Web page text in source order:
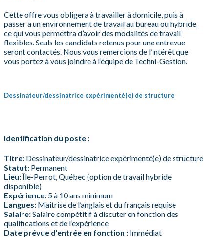
Cette offre vous obligera à travailler à domicile, puis à
passer à un environnement de travail au bureau ou hybride,
ce qui vous permettra d’avoir des modalités de travail
flexibles. Seuls les candidats retenus pour une entrevue
seront contactés. Nous vous remercions de l’intérêt que
vous portez à vous joindre à l’équipe de Techni-Gestion.
Dessinateur/dessinatrice expérimenté(e) de structure
Identification du poste :
Titre: Dessinateur/dessinatrice expérimenté(e) de structure
Statut: Permanent
Lieu:Île-Perrot, Québec (option de travail hybride
disponible)
Expérience: 5 à 10 ans minimum
Langues: Maîtrise de l’anglais et du français requise
Salaire:Salaire compétitif à discuter en fonction des
qualifications et de l’expérience
Date prévue d’entrée en fonction : Immédiat